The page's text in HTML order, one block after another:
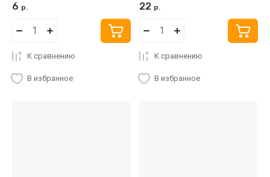
6 р.
К сравнению
В избранное
22 р.
К сравнению
В избранное